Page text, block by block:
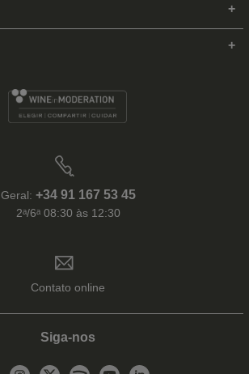
Geral: +34 91 167 53 45
2ᵃ/6ᵃ 08:30 às 12:30
Contato online
Siga-nos